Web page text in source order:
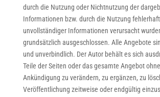
durch die Nutzung oder Nichtnutzung der
Informationen bzw. durch die Nutzung
unvollständiger Informationen verursacht
grundsätzlich ausgeschlossen. Alle Angebote
und unverbindlich. Der Autor behält es sich
Teile der Seiten oder das gesamte Angebot
Ankündigung zu verändern, zu ergänzen, zu
Veröffentlichung zeitweise oder endgültig